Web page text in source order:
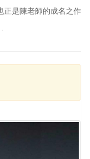
正是陳老師的成名之作